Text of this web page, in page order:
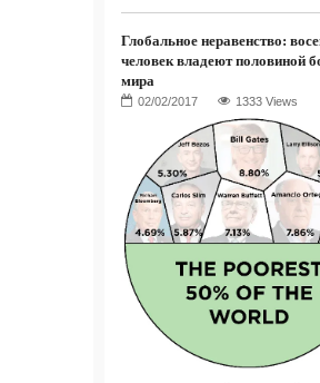
Глобальное неравенство:
человек владеют половиной
мира
1333 Views